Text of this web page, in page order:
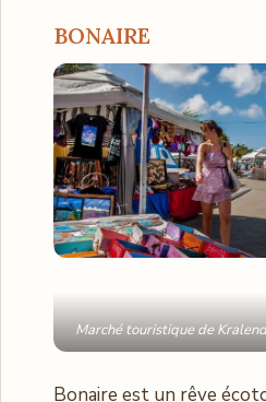
BONAIRE
Marché touristique de
Bonaire est un rêve